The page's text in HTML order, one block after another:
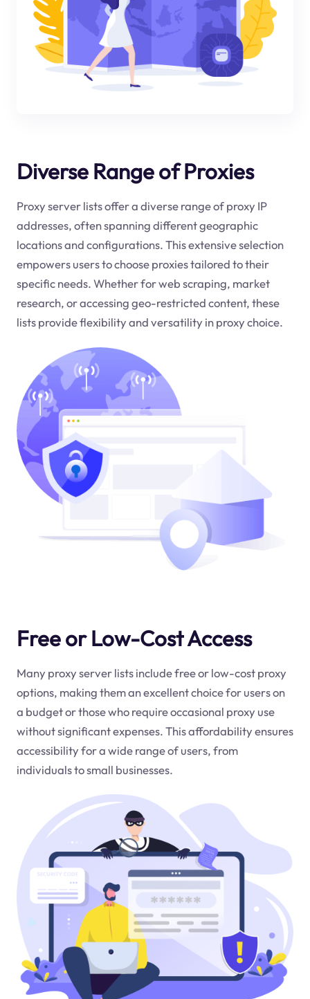
Diverse Range of Proxies
Proxy server lists offer a diverse range of proxy IP
addresses, often spanning different geographic
locations and configurations. This extensive selection
empowers users to choose proxies tailored to their
specific needs. Whether for web scraping, market
research, or accessing geo-restricted content, these
lists provide flexibility and versatility in proxy choice.
Free or Low-Cost Access
Many proxy server lists include free or low-cost proxy
options, making them an excellent choice for users on
a budget or those who require occasional proxy use
without significant expenses. This affordability ensures
accessibility for a wide range of users, from
individuals to small businesses.